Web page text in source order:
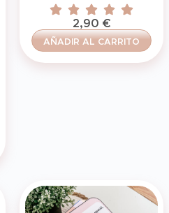
2,90 €
AÑADIR AL CARRITO